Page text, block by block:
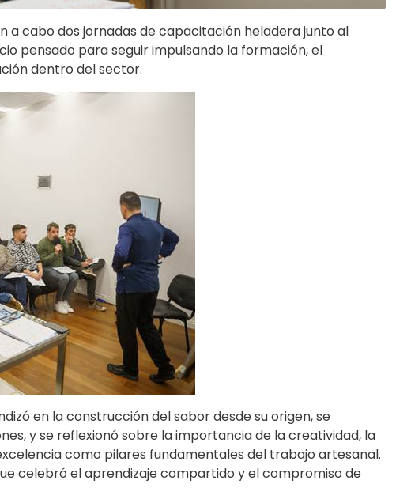
a cabo dos jornadas de capacitación heladera junto al
pensado para seguir impulsando la formación, el
dentro del sector.
en la construcción del sabor desde su origen, se
y se reflexionó sobre la importancia de la creatividad, la
como pilares fundamentales del trabajo artesanal.
celebró el aprendizaje compartido y el compromiso de